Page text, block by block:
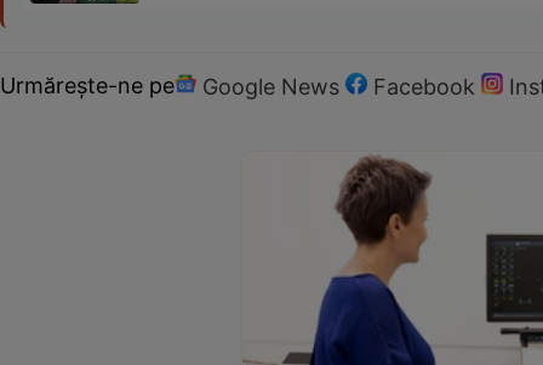
Urmărește-ne pe Google News Facebook